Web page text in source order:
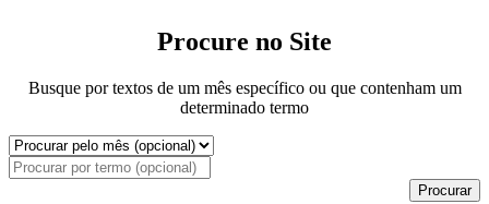
Procure no Site
Busque por textos de um mês específico ou que contenham um
determinado termo
Procurar